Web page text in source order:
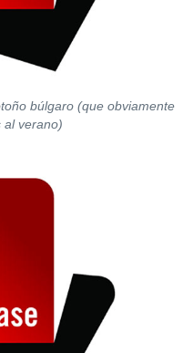
búlgaro (que obviamente
al verano)